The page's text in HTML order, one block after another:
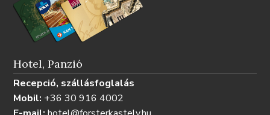
Hotel, Panzió
Recepció, szállásfoglalás
Mobil: +36 30 916 4002